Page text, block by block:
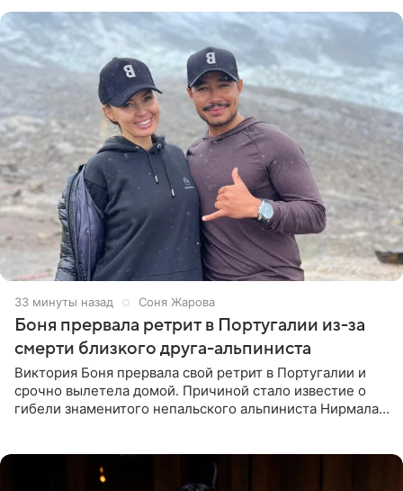
33 минуты назад Соня Жарова
Боня прервала ретрит в Португалии из-за
смерти близкого друга-альпиниста
Виктория Боня прервала свой ретрит в Португалии и
срочно вылетела домой. Причиной стало известие о
гибели знаменитого непальского альпиниста Нирмала